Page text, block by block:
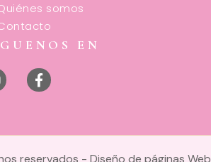
somos
EN
reservados - Diseño de páginas Web